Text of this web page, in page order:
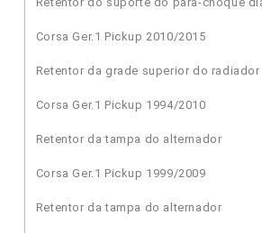
Corsa Ger.1 Pickup 2010/2015
Retentor da grade superior do radiador
Corsa Ger.1 Pickup 1994/2010
Retentor da tampa do alternador
Corsa Ger.1 Pickup 1999/2009
Retentor da tampa do alternador